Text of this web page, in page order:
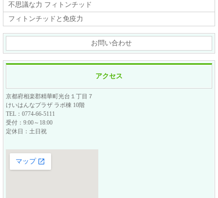
不思議な力 フィトンチッド
フィトンチッドと免疫力
お問い合わせ
アクセス
京都府相楽郡精華町光台１丁目７
けいはんなプラザ ラボ棟 10階
TEL：0774-66-5111
受付：9:00～18:00
定休日：土日祝